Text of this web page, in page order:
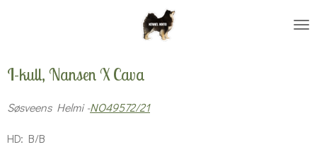
I-kull, Nansen X Cava
Søsveens Helmi -NO49572/21
HD: B/B